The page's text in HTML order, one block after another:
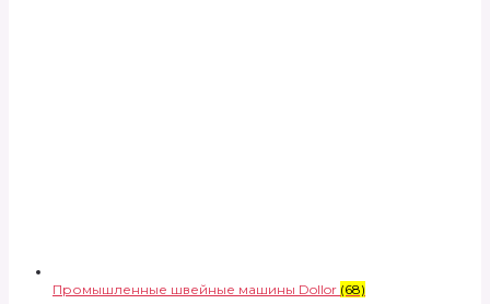
Промышленные швейные машины Dollor (68)